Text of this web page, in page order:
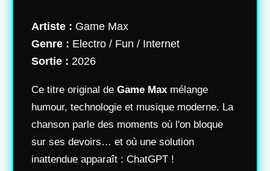
Artiste : Game Max
Genre : Electro / Fun / Internet
Sortie : 2026
Ce titre original de Game Max mélange
humour, technologie et musique moderne. La
chanson parle des moments où l'on bloque
sur ses devoirs… et où une solution
inattendue apparaît : ChatGPT !